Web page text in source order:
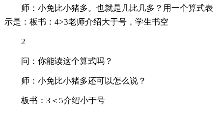
师：小免比小猪多。也就是几比几多？用一个算式表
示是：板书：4>3老师介绍大于号，学生书空
2
问：你能读这个算式吗？
师：小免比小猪多还可以怎么说？
板书：3＜5介绍小于号